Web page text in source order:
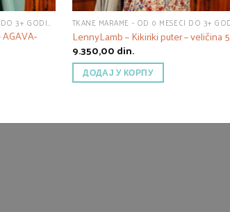
TKANE MARAME - OD 0 MESECI DO 3+ GODINE
LennyLamb – Kikiriki puter – veličina 5
9.350,00din.
ДОДАЈ У КОРПУ